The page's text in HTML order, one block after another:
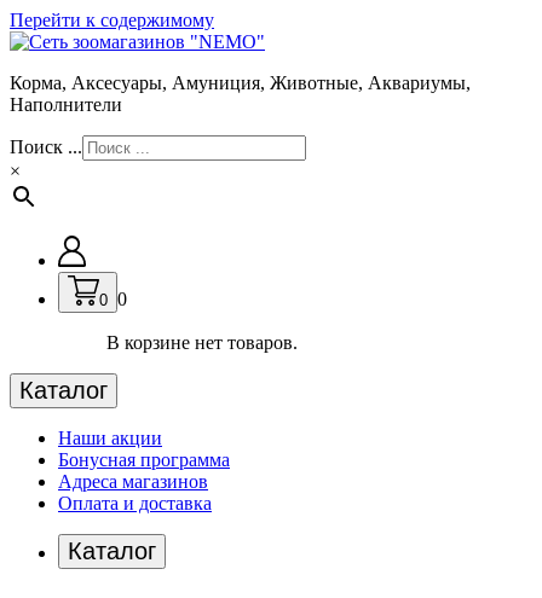
Перейти к содержимому
Корма, Аксесуары, Амуниция, Животные, Аквариумы,
Наполнители
Поиск ...
×
0 0
В корзине нет товаров.
Каталог
Наши акции
Бонусная программа
Адреса магазинов
Оплата и доставка
Каталог